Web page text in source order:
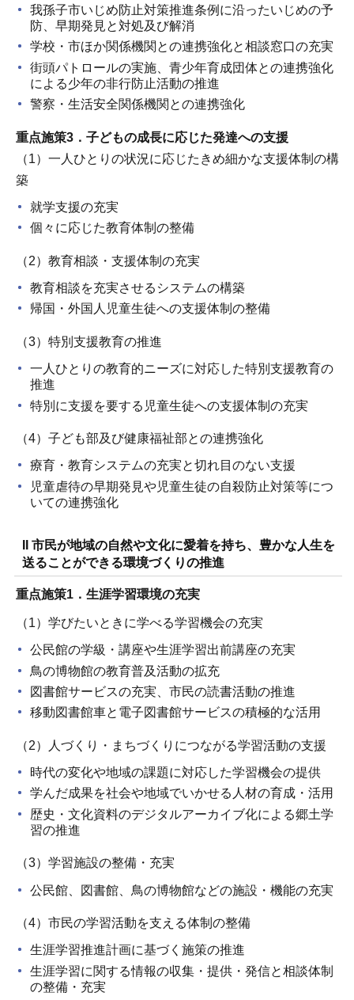
我孫子市いじめ防止対策推進条例に沿ったいじめの予
防、早期発見と対処及び解消
学校・市ほか関係機関との連携強化と相談窓口の充実
街頭パトロールの実施、青少年育成団体との連携強化
による少年の非行防止活動の推進
警察・生活安全関係機関との連携強化
重点施策3．子どもの成長に応じた発達への支援
（1）一人ひとりの状況に応じたきめ細かな支援体制の構
築
就学支援の充実
個々に応じた教育体制の整備
（2）教育相談・支援体制の充実
教育相談を充実させるシステムの構築
帰国・外国人児童生徒への支援体制の整備
（3）特別支援教育の推進
一人ひとりの教育的ニーズに対応した特別支援教育の
推進
特別に支援を要する児童生徒への支援体制の充実
（4）子ども部及び健康福祉部との連携強化
療育・教育システムの充実と切れ目のない支援
児童虐待の早期発見や児童生徒の自殺防止対策等につ
いての連携強化
II 市民が地域の自然や文化に愛着を持ち、豊かな人生を
送ることができる環境づくりの推進
重点施策1．生涯学習環境の充実
（1）学びたいときに学べる学習機会の充実
公民館の学級・講座や生涯学習出前講座の充実
鳥の博物館の教育普及活動の拡充
図書館サービスの充実、市民の読書活動の推進
移動図書館車と電子図書館サービスの積極的な活用
（2）人づくり・まちづくりにつながる学習活動の支援
時代の変化や地域の課題に対応した学習機会の提供
学んだ成果を社会や地域でいかせる人材の育成・活用
歴史・文化資料のデジタルアーカイブ化による郷土学
習の推進
（3）学習施設の整備・充実
公民館、図書館、鳥の博物館などの施設・機能の充実
（4）市民の学習活動を支える体制の整備
生涯学習推進計画に基づく施策の推進
生涯学習に関する情報の収集・提供・発信と相談体制
の整備・充実